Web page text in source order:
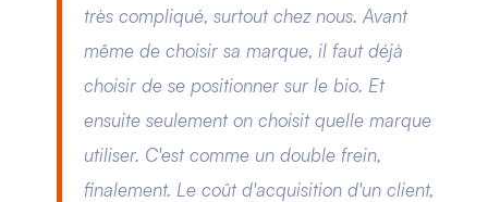
très compliqué, surtout chez nous. Avant
même de choisir sa marque, il faut déjà
choisir de se positionner sur le bio. Et
ensuite seulement on choisit quelle marque
utiliser. C'est comme un double frein,
finalement. Le coût d'acquisition d'un client,